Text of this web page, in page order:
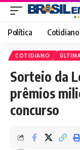
Política Cotidiano
COTIDIANO
Sorteio da
prêmios
concurso